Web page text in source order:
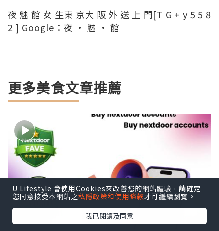
夜 魅 館 女 生東 京大 阪 外 送 上 門[T G + y 5 5 8
2 ] Google：夜 · 魅 · 館
更多美食文章推薦
U Lifestyle 會使用Cookies來改善您的網站體驗，請確定
您同意接受本網站之私隱政策和使用條款才可繼續瀏覽。
我已閱讀及同意